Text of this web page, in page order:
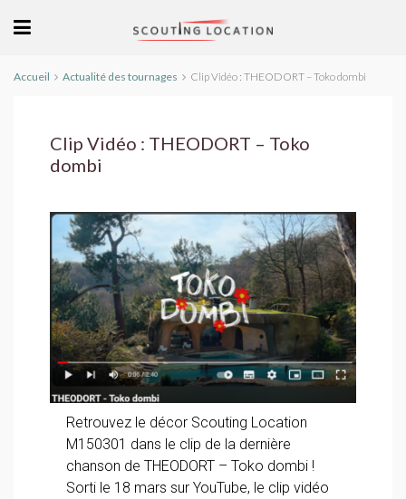
Accueil Actualité des tournages Clip Vidéo : THEODORT – Toko dombi
Clip Vidéo : THEODORT – Toko
dombi
Retrouvez le décor Scouting Location
M150301 dans le clip de la dernière
chanson de THEODORT – Toko dombi !
Sorti le 18 mars sur YouTube, le clip vidéo